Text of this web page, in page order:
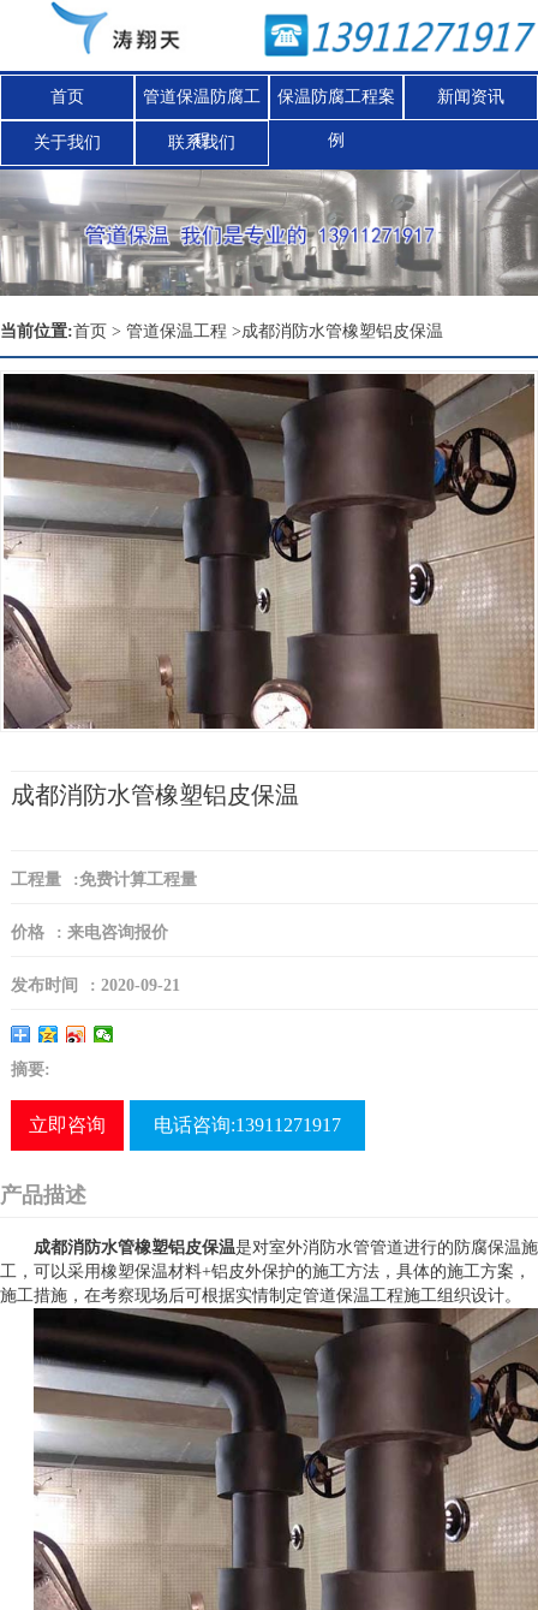
首页 管道保温防腐工
程
保温防腐工程案
例
新闻资讯
关于我们 联系我们
当前位置:首页 > 管道保温工程 >成都消防水管橡塑铝皮保温
成都消防水管橡塑铝皮保温
工程量 :免费计算工程量
价格 : 来电咨询报价
发布时间 : 2020-09-21
摘要:
立即咨询 电话咨询:13911271917
产品描述
成都消防水管橡塑铝皮保温是对室外消防水管管道进行的防腐保温施
工，可以采用橡塑保温材料+铝皮外保护的施工方法，具体的施工方案，
施工措施，在考察现场后可根据实情制定管道保温工程施工组织设计。